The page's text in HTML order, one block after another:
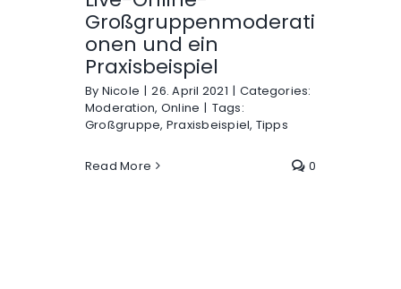
Großgruppenmoderati
onen und ein
Praxisbeispiel
By Nicole | 26. April 2021 | Categories:
Moderation, Online | Tags:
Großgruppe, Praxisbeispiel, Tipps
Read More 0